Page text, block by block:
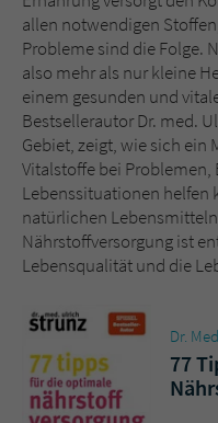
allen notwendigen
Probleme sind die Folge.
also mehr als nur kleine
einem gesunden und
Bestsellerautor Dr. med.
Gebiet, zeigt, wie sich ein
Vitalstoffe bei
Lebenssituationen helfen
natürlichen
Nährstoffversorgung ist
Lebensqualität und die
Dr.
77
Zweck Cookie
Anbieter Literatur-
Laufzeit Session
Dieses
überprüfen.